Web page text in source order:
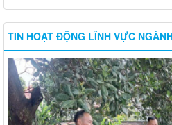
TIN HOẠT ĐỘNG LĨNH VỰC